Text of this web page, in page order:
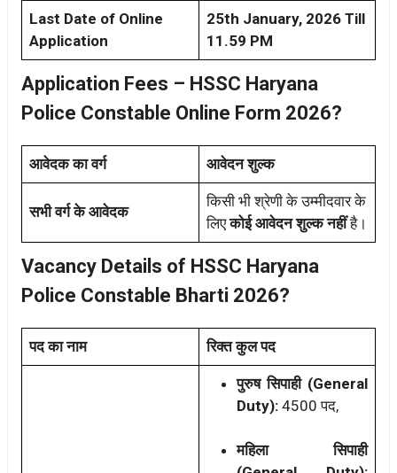
Last Date of Online
Application
25th January, 2026 Till
11.59 PM
Application Fees – HSSC Haryana
Police Constable Online Form 2026?
आवेदक का वर्ग आवेदन शुल्क
सभी वर्ग के आवेदक
किसी भी श्रेणी के उम्मीदवार के
लिएकोई आवेदन शुल्क नहींहै।
Vacancy Details of HSSC Haryana
Police Constable Bharti 2026?
पद का नाम रिक्त कुल पद
पुरुष सिपाही (General
Duty): 4500 पद,
महिला सिपाही